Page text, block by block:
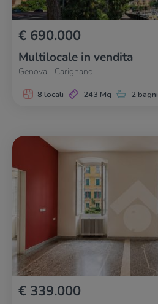
€ 690.000
Multilocale in vendita
Genova - Carignano
8 locali 243 Mq 2 bagni
€ 339.000